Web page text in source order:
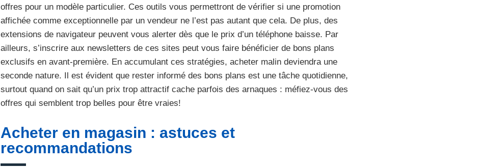
offres pour un modèle particulier. Ces outils vous permettront de vérifier si une promotion
affichée comme exceptionnelle par un vendeur ne l’est pas autant que cela. De plus, des
extensions de navigateur peuvent vous alerter dès que le prix d’un téléphone baisse. Par
ailleurs, s’inscrire aux newsletters de ces sites peut vous faire bénéficier de bons plans
exclusifs en avant-première. En accumulant ces stratégies, acheter malin deviendra une
seconde nature. Il est évident que rester informé des bons plans est une tâche quotidienne,
surtout quand on sait qu’un prix trop attractif cache parfois des arnaques : méfiez-vous des
offres qui semblent trop belles pour être vraies!
Acheter en magasin : astuces et
recommandations